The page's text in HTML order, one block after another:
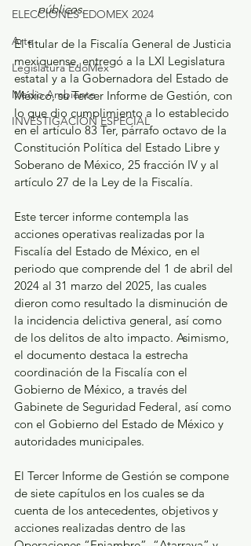
ELECCIONES EDOMEX 2024
Arte
Legislatura EdoMéx
Medio Ambiente
INVESTIGACIÓN ESPECIAL
públicos.
El titular de la Fiscalía General de Justicia
mexiquense, entregó a la LXI Legislatura
estatal y a la Gobernadora del Estado de
México, su Tercer Informe de Gestión, con
lo que dio cumplimiento a lo establecido
en el artículo 83 Ter, párrafo octavo de la
Constitución Política del Estado Libre y
Soberano de México, 25 fracción IV y al
artículo 27 de la Ley de la Fiscalía.
Este tercer informe contempla las
acciones operativas realizadas por la
Fiscalía del Estado de México, en el
periodo que comprende del 1 de abril del
2024 al 31 marzo del 2025, las cuales
dieron como resultado la disminución de
la incidencia delictiva general, así como
de los delitos de alto impacto. Asimismo,
el documento destaca la estrecha
coordinación de la Fiscalía con el
Gobierno de México, a través del
Gabinete de Seguridad Federal, así como
con el Gobierno del Estado de México y
autoridades municipales.
El Tercer Informe de Gestión se compone
de siete capítulos en los cuales se da
cuenta de los antecedentes, objetivos y
acciones realizadas dentro de las